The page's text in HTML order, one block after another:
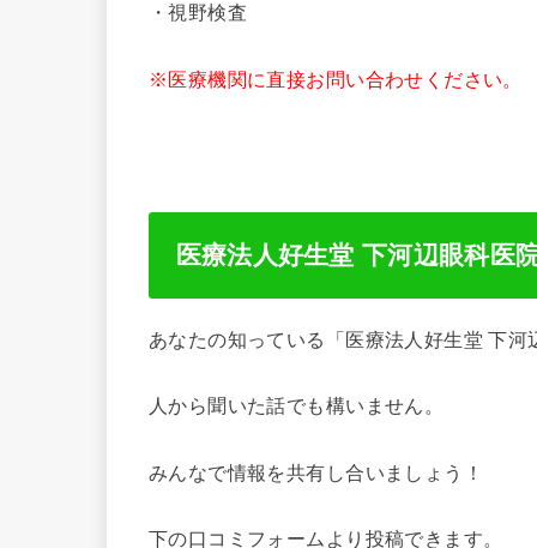
・視野検査
※医療機関に直接お問い合わせください。
医療法人好生堂 下河辺眼科医
あなたの知っている「医療法人好生堂 下
人から聞いた話でも構いません。
みんなで情報を共有し合いましょう！
下の口コミフォームより投稿できます。